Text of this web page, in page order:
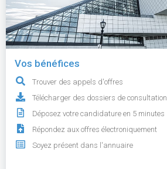
Vos bénéfices
Trouver des appels d'offres
Télécharger des dossiers de consultation
Déposez votre candidature en 5 minutes
Répondez aux offres électroniquement
Soyez présent dans l'annuaire